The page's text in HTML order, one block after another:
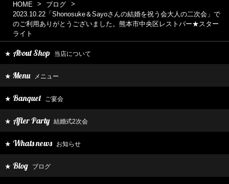
HOME
ブログ
2023.10.22「Shonosuke＆Sayoさんの結婚を祝う会大人の二次会」で
のご利用ありがとうございました。熊本市中央区レストバー★スター
ライト
★ About Shop 当店について
★ Menu メニュー
★ Banquet ご宴会
★ After Party 結婚式2次会
★ Whats news お知らせ
★ Blog ブログ